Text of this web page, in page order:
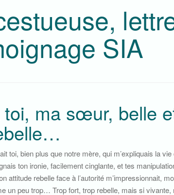
SIA
toi, ma sœur, belle
toi, bien plus que notre mère, qui m’expliquais la
ton ironie, facilement cinglante, et tes
attitude rebelle face à l’autorité m’impressionnait,
un peu trop… Trop fort, trop rebelle, mais si vivante,